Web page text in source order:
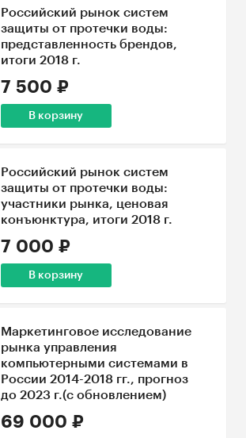
Российский рынок систем
защиты от протечки воды:
представленность брендов,
итоги 2018 г.
7 500 ₽
В корзину
Российский рынок систем
защиты от протечки воды:
участники рынка, ценовая
конъюнктура, итоги 2018 г.
7 000 ₽
В корзину
Маркетинговое исследование
рынка управления
компьютерными системами в
России 2014-2018 гг., прогноз
до 2023 г.(с обновлением)
69 000 ₽